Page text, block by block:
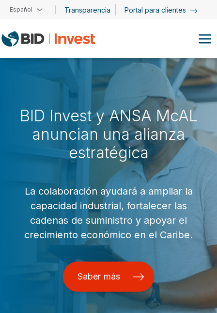
Pasar al contenido principal
Español Transparencia Portal para clientes
BID Invest y ANSA McAL
anuncian una alianza
estratégica
La colaboración ayudará a ampliar la
capacidad industrial, fortalecer las
cadenas de suministro y apoyar el
crecimiento económico en el Caribe.
Saber más